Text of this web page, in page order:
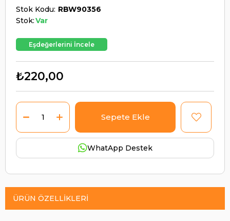
Stok Kodu RBW90356
Stok:Var
Eşdeğerlerini İncele
₺220,00
WhatApp Destek
ÜRÜN ÖZELLIKLERI